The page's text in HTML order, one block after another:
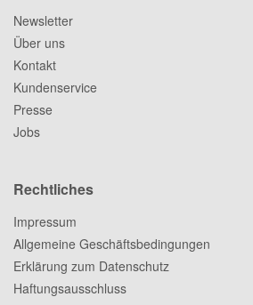
Newsletter
Über uns
Kontakt
Kundenservice
Presse
Jobs
Rechtliches
Impressum
Allgemeine Geschäftsbedingungen
Erklärung zum Datenschutz
Haftungsausschluss